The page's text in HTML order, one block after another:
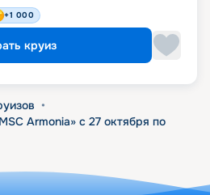
+1 000
круиз
•
Armonia» с 27 октября по